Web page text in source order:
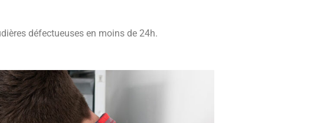
défectueuses en moins de 24h.